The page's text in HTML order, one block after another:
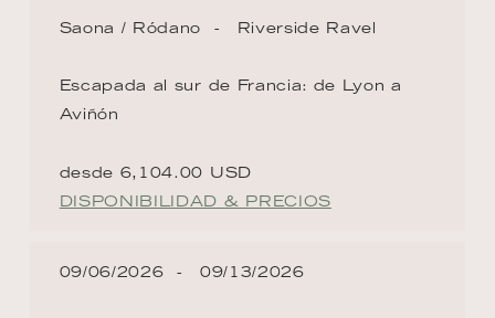
Saona / Ródano Riverside Ravel
Escapada al sur de Francia: de Lyon a
Aviñón
desde 6,104.00 USD
DISPONIBILIDAD & PRECIOS
09/06/2026 09/13/2026